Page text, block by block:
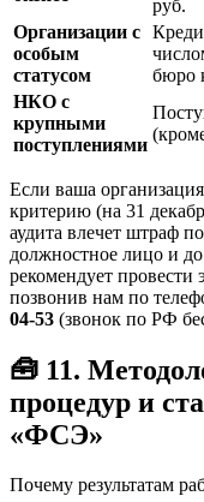
руб.
Организации с
особым
статусом
бюро
НКО с
крупными
поступлениями
Если ваша
критерию (на 31
аудита влечет штраф
должностное лицо и
рекомендует провести
позвонив нам по
04-53 (звонок по РФ
🧰 11.
процедур и
«ФСЭ»
Почему результатам